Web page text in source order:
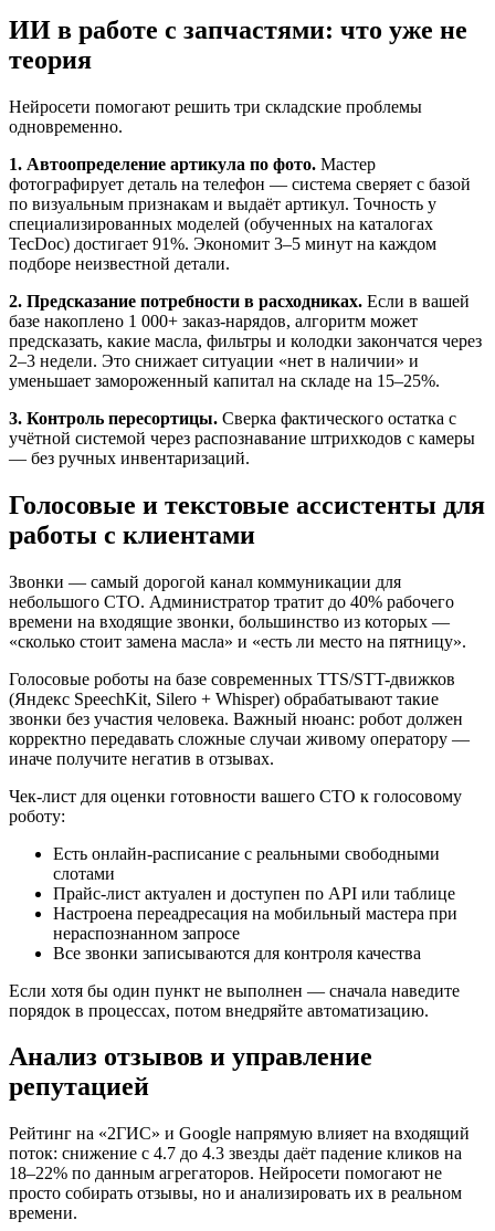
ИИ в работе с запчастями: что уже не
теория
Нейросети помогают решить три складские проблемы
одновременно.
1. Автоопределение артикула по фото. Мастер
фотографирует деталь на телефон — система сверяет с базой
по визуальным признакам и выдаёт артикул. Точность у
специализированных моделей (обученных на каталогах
TecDoc) достигает 91%. Экономит 3–5 минут на каждом
подборе неизвестной детали.
2. Предсказание потребности в расходниках. Если в вашей
базе накоплено 1 000+ заказ-нарядов, алгоритм может
предсказать, какие масла, фильтры и колодки закончатся через
2–3 недели. Это снижает ситуации «нет в наличии» и
уменьшает замороженный капитал на складе на 15–25%.
3. Контроль пересортицы. Сверка фактического остатка с
учётной системой через распознавание штрихкодов с камеры
— без ручных инвентаризаций.
Голосовые и текстовые ассистенты для
работы с клиентами
Звонки — самый дорогой канал коммуникации для
небольшого СТО. Администратор тратит до 40% рабочего
времени на входящие звонки, большинство из которых —
«сколько стоит замена масла» и «есть ли место на пятницу».
Голосовые роботы на базе современных TTS/STT-движков
(Яндекс SpeechKit, Silero + Whisper) обрабатывают такие
звонки без участия человека. Важный нюанс: робот должен
корректно передавать сложные случаи живому оператору —
иначе получите негатив в отзывах.
Чек-лист для оценки готовности вашего СТО к голосовому
роботу:
Есть онлайн-расписание с реальными свободными
слотами
Прайс-лист актуален и доступен по API или таблице
Настроена переадресация на мобильный мастера при
нераспознанном запросе
Все звонки записываются для контроля качества
Если хотя бы один пункт не выполнен — сначала наведите
порядок в процессах, потом внедряйте автоматизацию.
Анализ отзывов и управление
репутацией
Рейтинг на «2ГИС» и Google напрямую влияет на входящий
поток: снижение с 4.7 до 4.3 звезды даёт падение кликов на
18–22% по данным агрегаторов. Нейросети помогают не
просто собирать отзывы, но и анализировать их в реальном
времени.